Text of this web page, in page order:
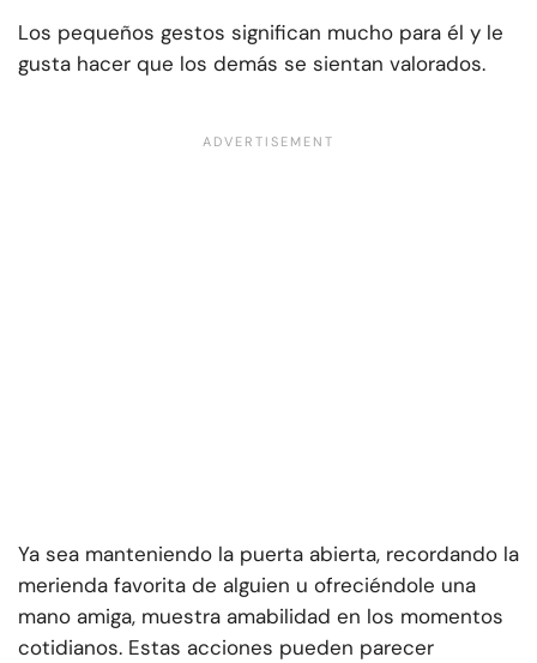
Los pequeños gestos significan mucho para él y le
gusta hacer que los demás se sientan valorados.
Ya sea manteniendo la puerta abierta, recordando la
merienda favorita de alguien u ofreciéndole una
mano amiga, muestra amabilidad en los momentos
cotidianos. Estas acciones pueden parecer